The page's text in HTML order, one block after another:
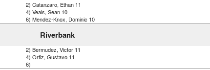
2) Catanzaro, Ethan 11
4) Veals, Sean 10
6) Mendez-Knox, Dominic 10
Riverbank
2) Bermudez, Victor 11
4) Ortiz, Gustavo 11
6)